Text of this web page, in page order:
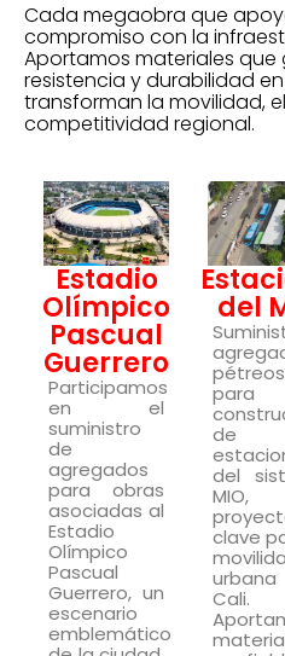
Cada megaobra que
compromiso con la
Aportamos materiales
resistencia y durabilidad
transforman la movilidad,
competitividad regional.
Estadio
Olímpico
Pascual
Guerrero
Participamos
en el
suministro
de
agregados
para obras
asociadas al
Estadio
Olímpico
Pascual
Guerrero, un
escenario
emblemático
del
pétreos
de
del
clave
Cali.